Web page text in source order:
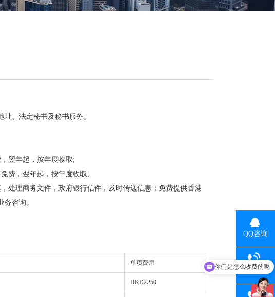
、法定秘书及秘书服务。
翌年起，按年度收取;
费，翌年起，按年度收取;
处理商务文件，政府银行信件，及时传递信息；免费提供香港
咨询。
单项费用
HKD2250
QQ咨询
热线电话
你们是怎么收费的呢
现在有优惠活动吗